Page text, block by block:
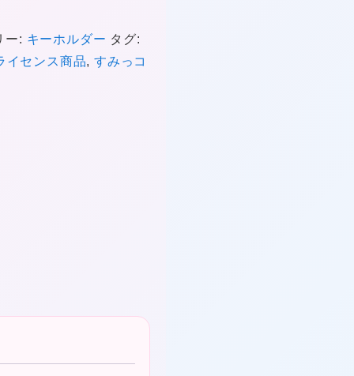
ー: キーホルダー タグ:
イセンス商品,すみっコ